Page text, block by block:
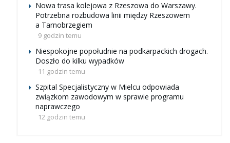
Nowa trasa kolejowa z Rzeszowa do Warszawy.
Potrzebna rozbudowa linii między Rzeszowem
a Tarnobrzegiem
9 godzin temu
Niespokojne popołudnie na podkarpackich drogach.
Doszło do kilku wypadków
11 godzin temu
Szpital Specjalistyczny w Mielcu odpowiada
związkom zawodowym w sprawie programu
naprawczego
12 godzin temu